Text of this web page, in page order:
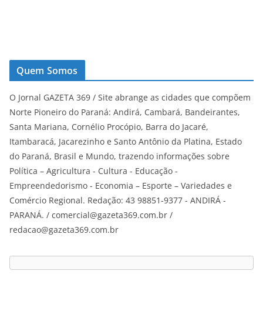
Quem Somos
O Jornal GAZETA 369 / Site abrange as cidades que compõem
Norte Pioneiro do Paraná: Andirá, Cambará, Bandeirantes,
Santa Mariana, Cornélio Procópio, Barra do Jacaré,
Itambaracá, Jacarezinho e Santo Antônio da Platina, Estado
do Paraná, Brasil e Mundo, trazendo informações sobre
Política – Agricultura - Cultura - Educação -
Empreendedorismo - Economia – Esporte – Variedades e
Comércio Regional. Redação: 43 98851-9377 - ANDIRÁ -
PARANÁ. / comercial@gazeta369.com.br /
redacao@gazeta369.com.br